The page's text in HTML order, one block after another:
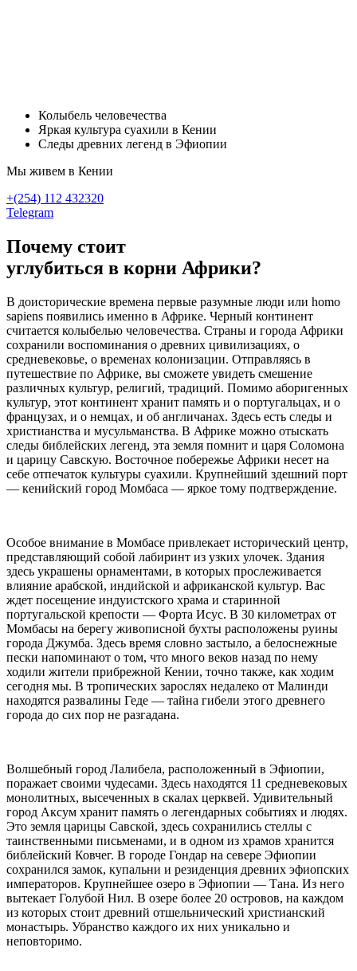
Колыбель человечества
Яркая культура суахили в Кении
Следы древних легенд в Эфиопии
Мы живем в Кении
+(254) 112 432320
Telegram
Почему стоит
углубиться в корни Африки?
В доисторические времена первые разумные люди или homo
sapiens появились именно в Африке. Черный континент
считается колыбелью человечества. Страны и города Африки
сохранили воспоминания о древних цивилизациях, о
средневековье, о временах колонизации. Отправляясь в
путешествие по Африке, вы сможете увидеть смешение
различных культур, религий, традиций. Помимо аборигенных
культур, этот континент хранит память и о португальцах, и о
французах, и о немцах, и об англичанах. Здесь есть следы и
христианства и мусульманства. В Африке можно отыскать
следы библейских легенд, эта земля помнит и царя Соломона
и царицу Савскую. Восточное побережье Африки несет на
себе отпечаток культуры суахили. Крупнейший здешний порт
— кенийский город Момбаса — яркое тому подтверждение.
Особое внимание в Момбасе привлекает исторический центр,
представляющий собой лабиринт из узких улочек. Здания
здесь украшены орнаментами, в которых прослеживается
влияние арабской, индийской и африканской культур. Вас
ждет посещение индуистского храма и старинной
португальской крепости — Форта Исус. В 30 километрах от
Момбасы на берегу живописной бухты расположены руины
города Джумба. Здесь время словно застыло, а белоснежные
пески напоминают о том, что много веков назад по нему
ходили жители прибрежной Кении, точно также, как ходим
сегодня мы. В тропических зарослях недалеко от Малинди
находятся развалины Геде — тайна гибели этого древнего
города до сих пор не разгадана.
Волшебный город Лалибела, расположенный в Эфиопии,
поражает своими чудесами. Здесь находятся 11 средневековых
монолитных, высеченных в скалах церквей. Удивительный
город Аксум хранит память о легендарных событиях и людях.
Это земля царицы Савской, здесь сохранились стеллы с
таинственными письменами, и в одном из храмов хранится
библейский Ковчег. В городе Гондар на севере Эфиопии
сохранился замок, купальни и резиденция древних эфиопских
императоров. Крупнейшее озеро в Эфиопии — Тана. Из него
вытекает Голубой Нил. В озере более 20 островов, на каждом
из которых стоит древний отшельнический христианский
монастырь. Убранство каждого их них уникально и
неповторимо.